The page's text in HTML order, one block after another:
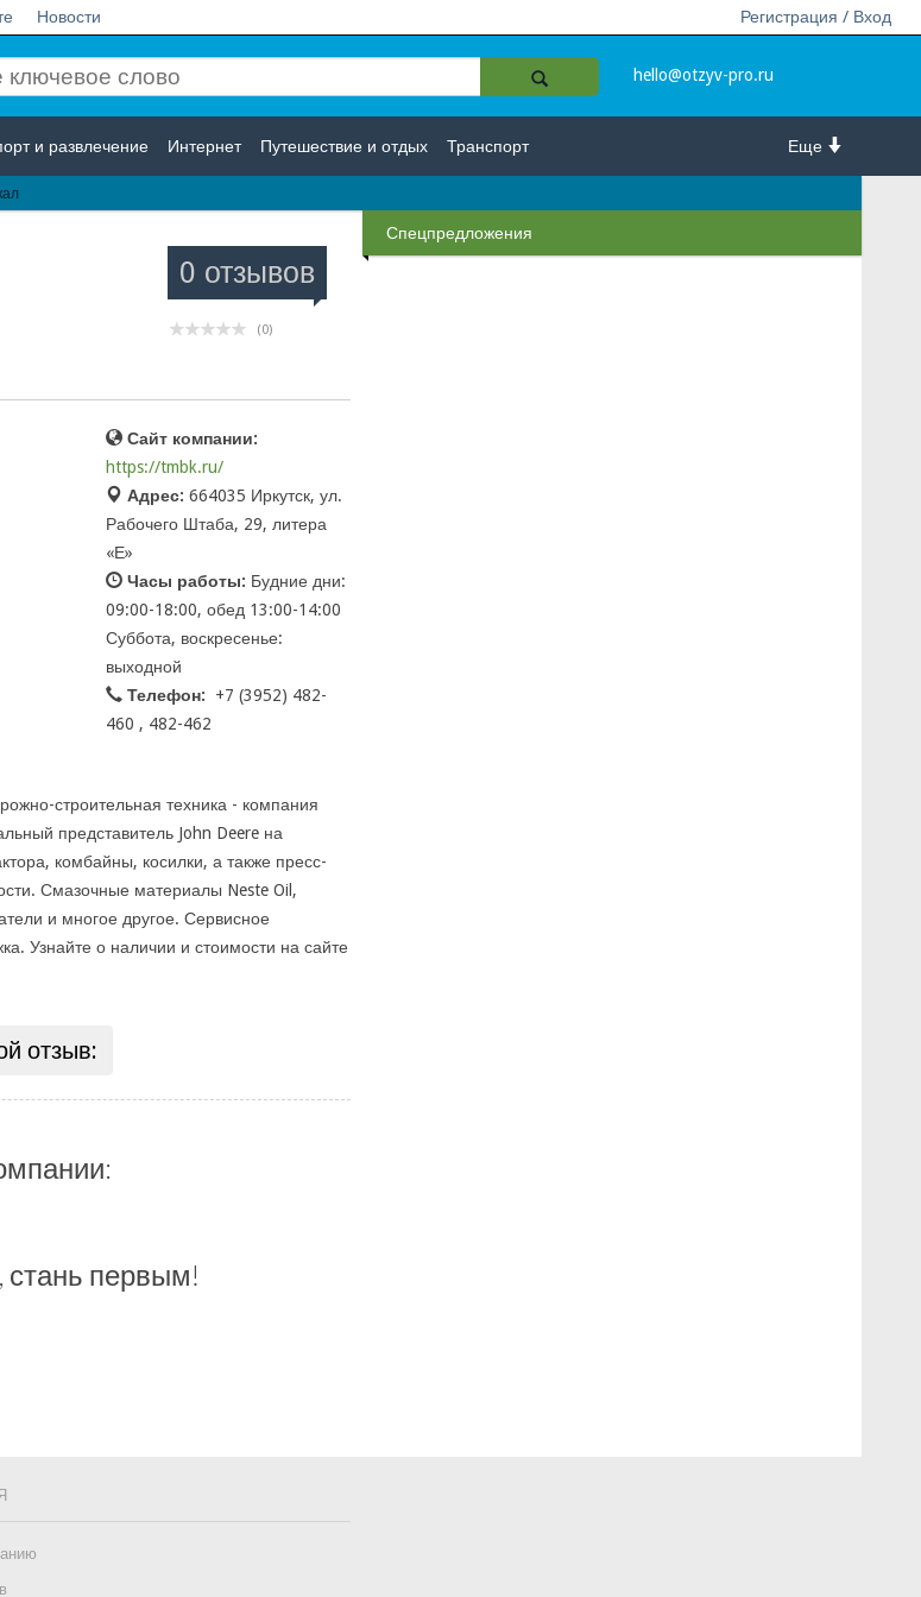
Новости Регистрация / Вход
hello@otzyv-pro.ru
Еще
и развлечение Интернет Путешествие и отдых Транспорт
0 отзывов
(0)
Сайт компании:
https://tmbk.ru/
Адрес: 664035 Иркутск, ул.
Рабочего Штаба, 29, литера
«Е»
Часы работы: Будние дни:
09:00-18:00, обед 13:00-14:00
Суббота, воскресенье:
выходной
Телефон:
+7 (3952) 482-
460 , 482-462
строительная техника - компания
представитель John Deere на
комбайны, косилки, а также пресс-
Смазочные материалы Neste Oil,
и многое другое. Сервисное
Узнайте о наличии и стоимости на сайте
отзыв:
первым!
Спецпредложения